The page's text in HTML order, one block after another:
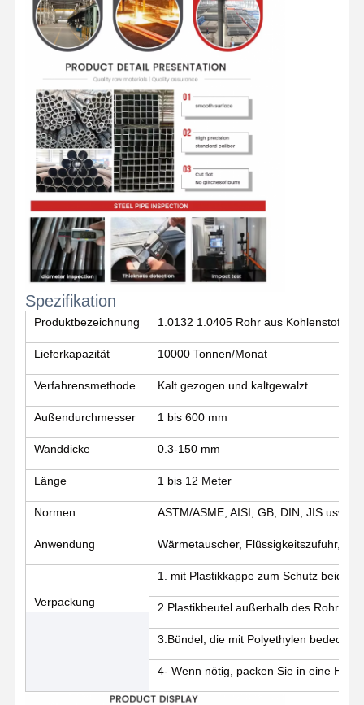
Startseite
Qualitätskont
Kontakt Nachrichten
Geschweißte Stahlrohre
Nahtlose Stahlrohre
Rohre aus Edelstahl
Rohre aus Präzisionsstahl
mit einem Durchmesser von mehr als 20 mm
Warm gewalzte Spulen
Spezifikation
Produktbezeichnung 1.0132 1.0405 Rohr aus
Lieferkapazität 10000 Tonnen/Monat
Verfahrensmethode Kalt gezogen und kaltgewalzt
Außendurchmesser 1 bis 600 mm
Wanddicke 0.3-150 mm
Länge 1 bis 12 Meter
Normen ASTM/ASME, AISI, GB, DIN, JIS usw.
Anwendung Wärmetauscher, Flüssigkeitszufuhr,
Verpackung
1. mit Plastikkappe zum Schutz beider
2.Plastikbeutel außerhalb des Rohres
3.Bündel, die mit Polyethylen bedeckt
4- Wenn nötig, packen Sie in eine